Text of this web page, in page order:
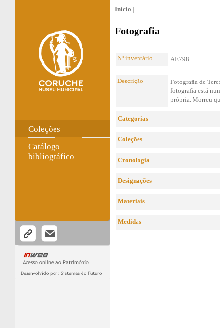
Coleções
Catálogo
bibliográfico
Início
Fotografia
Nº inventário AE798
Descrição
Fotografia de
fotografia está
própria. Morreu
Categorias
Coleções
Cronologia
Designações
Materiais
Medidas